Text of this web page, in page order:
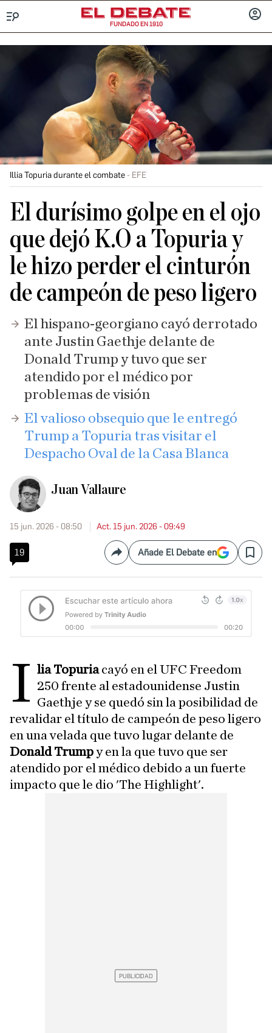
FUNDADO EN 1910
Illia Topuria durante el combate EFE
El durísimo golpe en el ojo
que dejó K.O a Topuria y
le hizo perder el cinturón
de campeón de peso ligero
El hispano-georgiano cayó derrotado
ante Justin Gaethje delante de
Donald Trump y tuvo que ser
atendido por el médico por
problemas de visión
El valioso obsequio que le entregó
Trump a Topuria tras visitar el
Despacho Oval de la Casa Blanca
Juan Vallaure
15 jun. 2026 - 08:50 Act. 15 jun. 2026 - 09:49
19 CompartirAñade El Debate en Save
I lia Topuriacayó en el UFC Freedom
250 frente al estadounidense Justin
Gaethje y se quedó sin la posibilidad de
revalidar el título de campeón de peso ligero
en una velada que tuvo lugar delante de
Donald Trumpy en la que tuvo que ser
atendido por el médico debido a un fuerte
impacto que le dio 'The Highlight'.